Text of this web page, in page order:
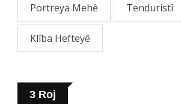
Portreya Mehê Tenduristî
Klîba Hefteyê
3 Roj